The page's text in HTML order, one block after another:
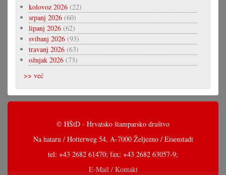
kolovoz 2026 (22)
srpanj 2026 (60)
lipanj 2026 (62)
svibanj 2026 (93)
travanj 2026 (63)
ožujak 2026 (73)
>> već
© HŠtD - Hrvatsko štamparsko društvo
Na hataru / Hotterweg 54, A-7000 Željezno / Eisenstadt
tel: +43 2682 61470; fax: +43 2682 63057-9;
E-Mail / Kontakt